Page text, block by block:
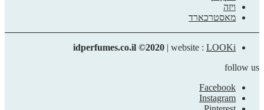
ויזה
מאסטרכארד
idperfumes.co.il ©2020 | website : LOOKi
follow us
Facebook
Instagram